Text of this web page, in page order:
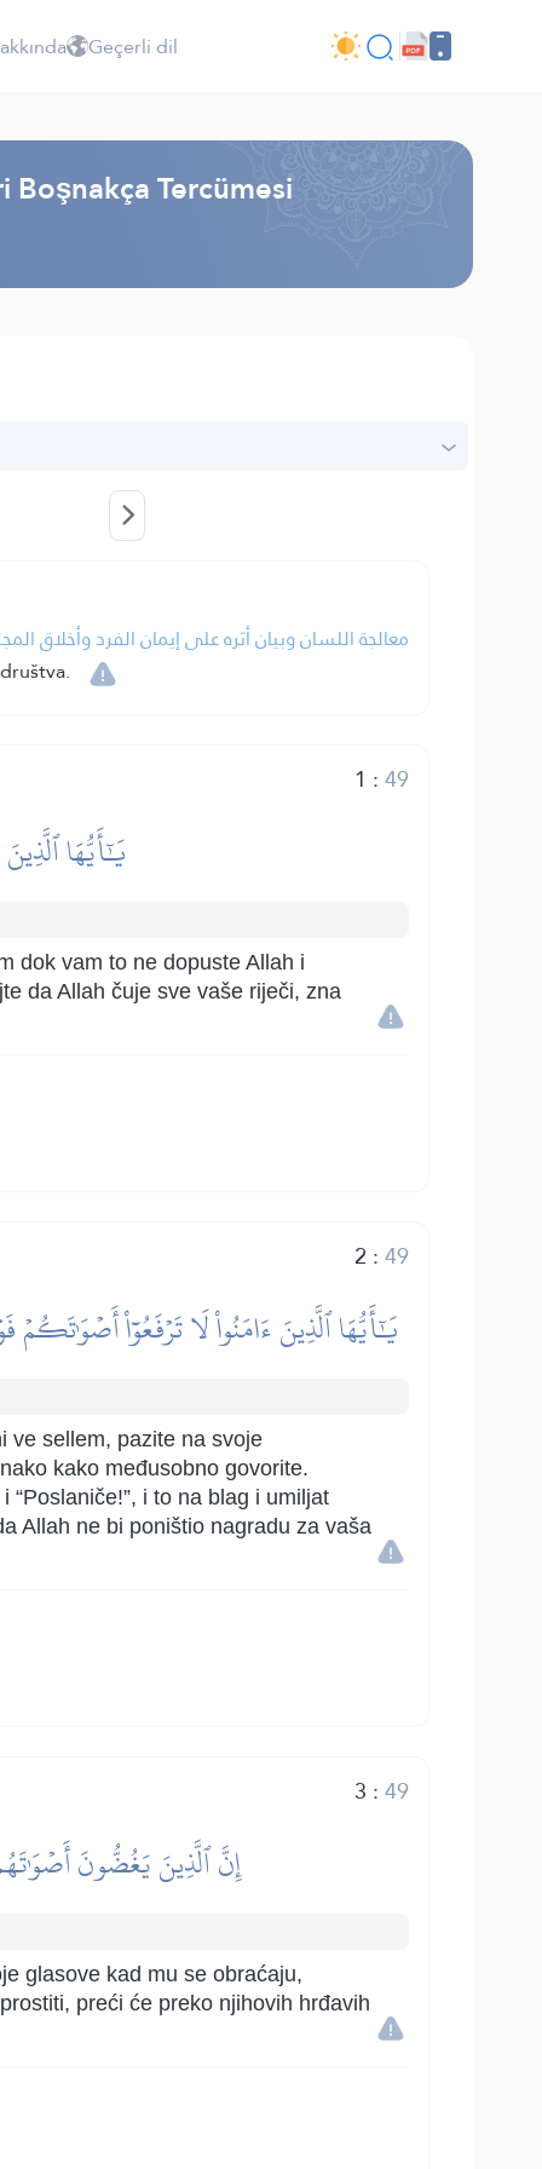
Geçerli dil
Boşnakça Tercümesi
معالجة اللسان وبيان أثره على إيمان الفرد وأخلاق
1 :49
يَٰٓأَيُّهَا
dok vam to ne dopuste Allah i
da Allah čuje sve vaše riječi, zna
2 :49
يَٰٓأَيُّهَا ٱلَّذِينَ ءَامَنُواْ لَا تَرۡفَعُوٓاْ
ve sellem, pazite na svoje
kako međusobno govorite.
i to na blag i umiljat
Allah ne bi poništio nagradu za vaša
3 :49
إِنَّ ٱلَّذِينَ يَغُضُّونَ
glasove kad mu se obraćaju,
preći će preko njihovih hrđavih